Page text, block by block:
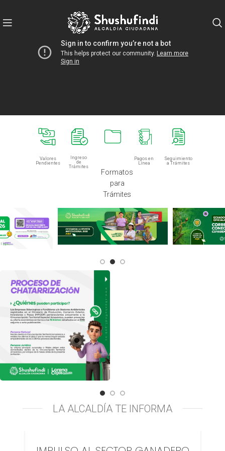
Valores
Pendientes
Ingreso
de
Trámites
Formatos
para
Trámites
Pagos en
Línea
Seguimiento
a Trámites
LA ALCALDÍA TE INFORMA